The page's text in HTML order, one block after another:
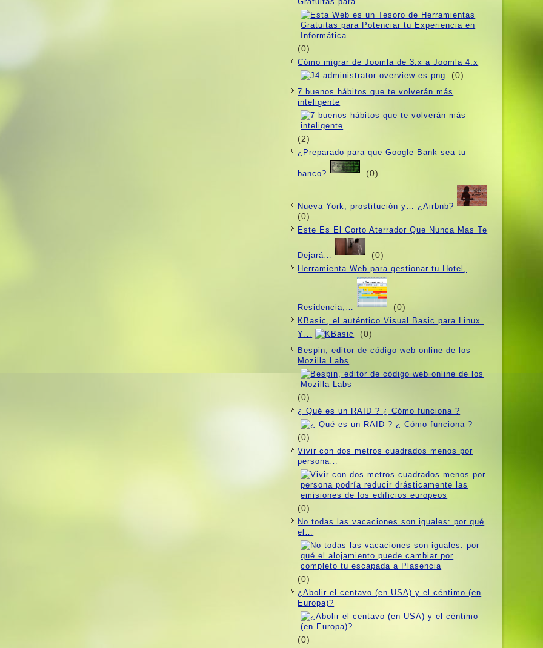
(0)
Cómo migrar de Joomla de 3.x a Joomla 4.x
(0)
7 buenos hábitos que te volverán más
inteligente
(2)
¿Preparado para que Google Bank sea tu
banco? (0)
Nueva York, prostitución y… ¿Airbnb?
(0)
Este Es El Corto Aterrador Que Nunca Mas Te
Dejará… (0)
Herramienta Web para gestionar tu Hotel,
Residencia,… (0)
KBasic, el auténtico Visual Basic para Linux.
Y…
(0)
Bespin, editor de código web online de los
Mozilla Labs
(0)
¿ Qué es un RAID ? ¿ Cómo funciona ?
(0)
Vivir con dos metros cuadrados menos por
persona…
(0)
No todas las vacaciones son iguales: por qué
el…
(0)
¿Abolir el centavo (en USA) y el céntimo (en
Europa)?
(0)